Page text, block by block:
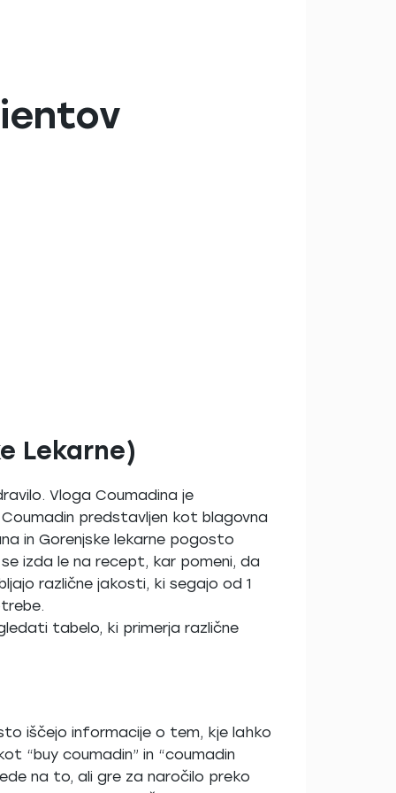
Lekarne)
Vloga Coumadina je
predstavljen kot blagovna
in Gorenjske lekarne pogosto
izda le na recept, kar pomeni, da
različne jakosti, ki segajo od 1
tabelo, ki primerja različne
iščejo informacije o tem, kje lahko
“buy coumadin” in “coumadin
na to, ali gre za naročilo preko